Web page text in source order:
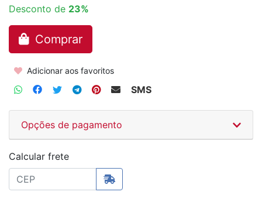
Desconto de 23%
Comprar
Adicionar aos favoritos
SMS
Opções de pagamento
Calcular frete